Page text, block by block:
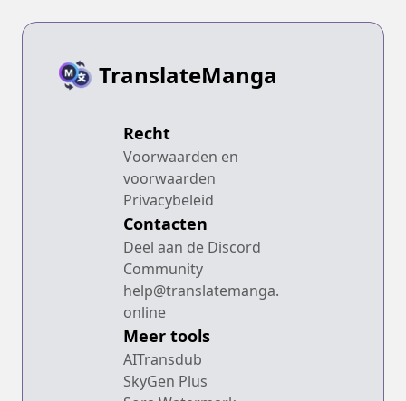
TranslateManga
Recht
Voorwaarden en
voorwaarden
Privacybeleid
Contacten
Deel aan de Discord
Community
help@translatemanga.
online
Meer tools
AITransdub
SkyGen Plus